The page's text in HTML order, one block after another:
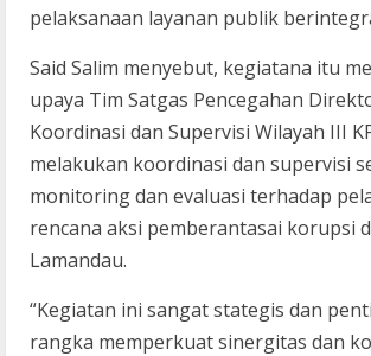
pelaksanaan layanan publik
Said Salim menyebut, kegiatana itu
upaya Tim Satgas Pencegahan
Koordinasi dan Supervisi Wilayah III
melakukan koordinasi dan supervisi
monitoring dan evaluasi terhadap
rencana aksi pemberantasai korupsi
Lamandau.
“Kegiatan ini sangat stategis dan
rangka memperkuat sinergitas dan